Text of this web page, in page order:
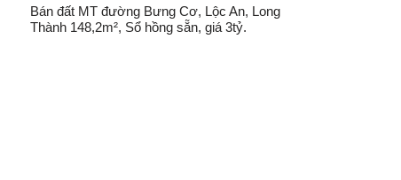
Bán đất MT đường Bưng Cơ, Lộc An, Long
Thành 148,2m², Sổ hồng sẵn, giá 3tỷ.